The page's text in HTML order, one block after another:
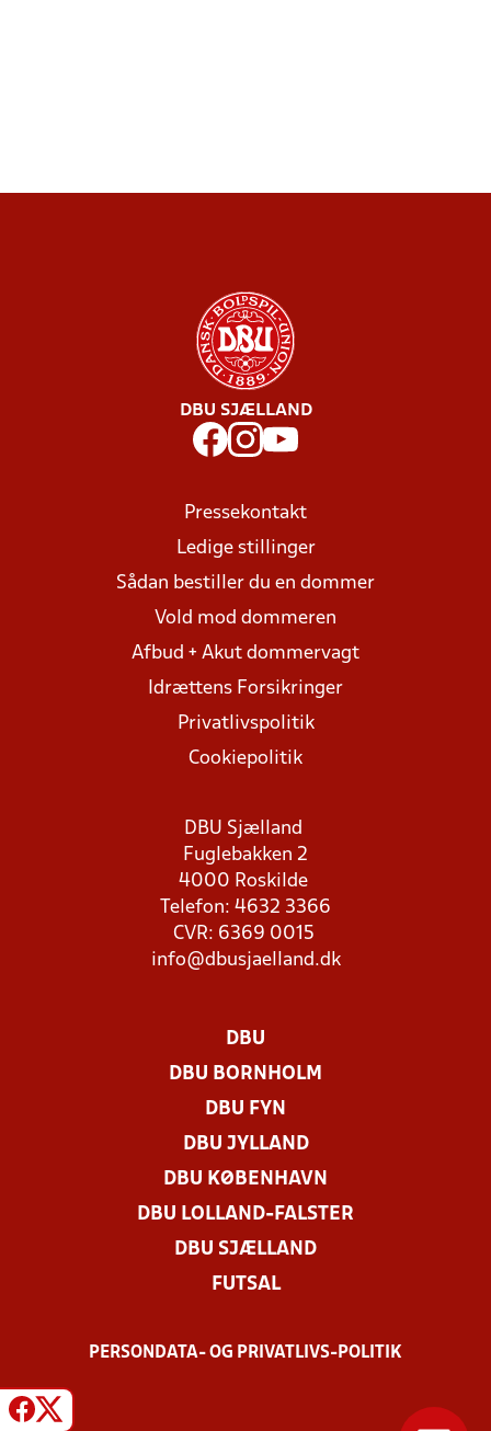
DBU SJÆLLAND
Pressekontakt
Ledige stillinger
Sådan bestiller du en dommer
Vold mod dommeren
Afbud + Akut dommervagt
Idrættens Forsikringer
Privatlivspolitik
Cookiepolitik
DBU Sjælland
Fuglebakken 2
4000 Roskilde
Telefon: 4632 3366
CVR: 6369 0015
info@dbusjaelland.dk
DBU
DBU BORNHOLM
DBU FYN
DBU JYLLAND
DBU KØBENHAVN
DBU LOLLAND-FALSTER
DBU SJÆLLAND
FUTSAL
PERSONDATA- OG PRIVATLIVS-POLITIK